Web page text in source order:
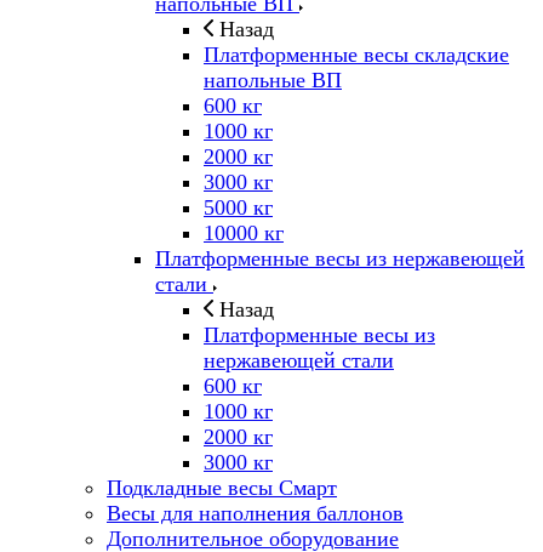
Назад
Платформенные весы складские
напольные ВП
600 кг
1000 кг
2000 кг
3000 кг
5000 кг
10000 кг
Платформенные весы из нержавеющей
стали
Назад
Платформенные весы из
нержавеющей стали
600 кг
1000 кг
2000 кг
3000 кг
Подкладные весы Смарт
Весы для наполнения баллонов
Дополнительное оборудование